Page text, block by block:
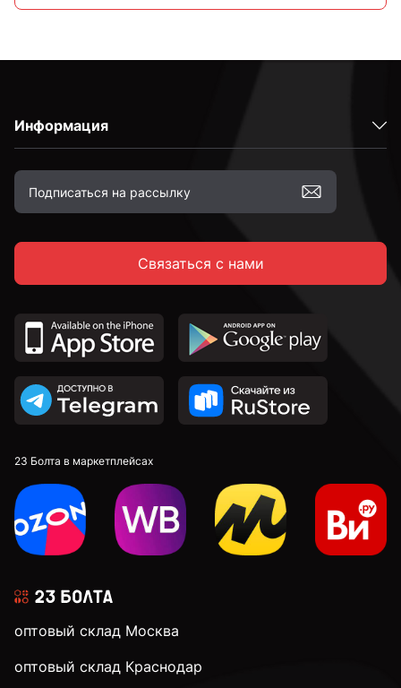
к.п. 4,8
к.п. 10,9
к.п. 12,9
М4
М5
Информация
Связаться с нами
23 Болта в маркетплейсах
оптовый склад Москва
оптовый склад Краснодар